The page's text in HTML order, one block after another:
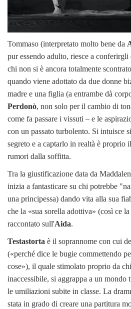
Tommaso (interpretato molto bene da
pur essendo adulto, riesce a
chi non si è ancora totalmente
quando viene adottato da due donne
madre e una figlia (a entrambe dà
Perdonò, non solo per il cambio di
come fa passare i vissuti – e le
con un passato turbolento. Si intuisce
segreto e a captarlo in realtà è proprio
rumori dalla soffitta.
Tra la giustificazione data da
inizia a fantasticare su chi potrebbe
una principessa) dando vita alla sua
che la «sua sorella adottiva» (così ce
raccontato sull'Aida.
Testastorta è il soprannome con cui
(«perché dice le bugie commettendo
cose»), il quale stimolato proprio da
inaccessibile, si aggrappa a un mondo
le umiliazioni subite in classe. La
stata in grado di creare una partitura